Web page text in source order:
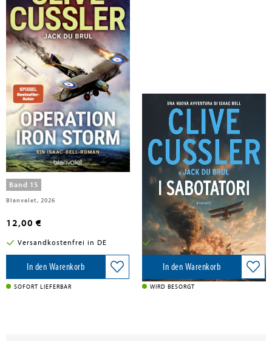
Cussler, Clive; DuBrul, Jack
Operation Iron Storm
Band 15
Blanvalet, 2026
12,00 €
Versandkostenfrei in DE
In den Warenkorb
SOFORT LIEFERBAR
Cussler, Clive; Du Brul, Jack
I sabotatori
Longanesi, 2026
34,50 €
Versandkostenfrei in DE
In den Warenkorb
WIRD BESORGT